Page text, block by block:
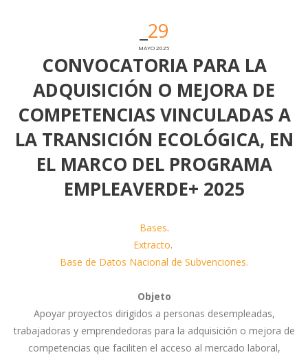
29
MAYO 2025
CONVOCATORIA PARA LA
ADQUISICIÓN O MEJORA DE
COMPETENCIAS VINCULADAS A
LA TRANSICIÓN ECOLÓGICA, EN
EL MARCO DEL PROGRAMA
EMPLEAVERDE+ 2025
Bases.
Extracto.
Base de Datos Nacional de Subvenciones.
Objeto
Apoyar proyectos dirigidos a personas desempleadas,
trabajadoras y emprendedoras para la adquisición o mejora de
competencias que faciliten el acceso al mercado laboral,